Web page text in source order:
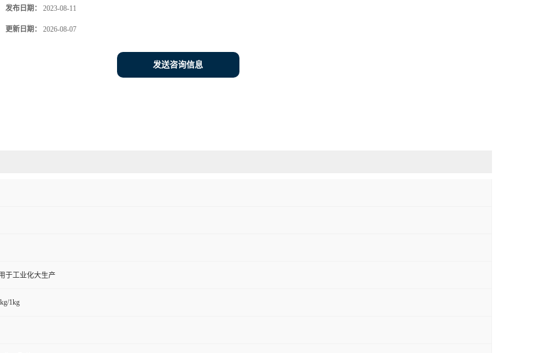
发布日期： 2023-08-11
更新日期： 2026-08-07
发送咨询信息
于工业化大生产
1kg